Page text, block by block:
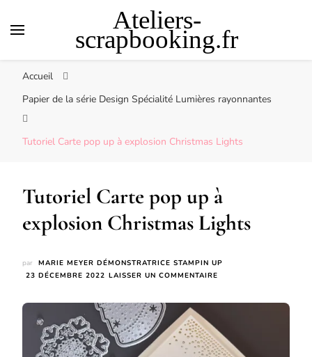
Ateliers-
scrapbooking.fr
Accueil
Papier de la série Design Spécialité Lumières rayonnantes
Tutoriel Carte pop up à explosion Christmas Lights
Tutoriel Carte pop up à
explosion Christmas Lights
par
MARIE MEYER DÉMONSTRATRICE STAMPIN UP
23 DÉCEMBRE 2022 LAISSER UN COMMENTAIRE
À
EXPLOSION